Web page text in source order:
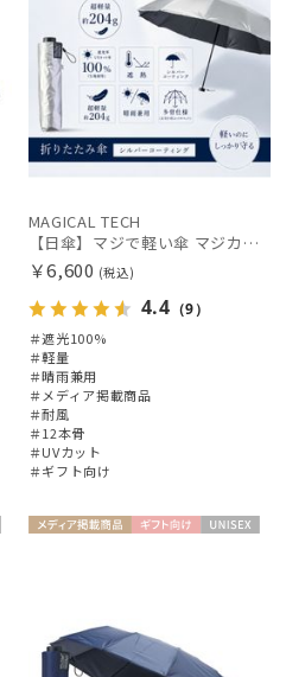
MAGICAL TECH
【日傘】マジで軽い傘 マジカルテックプロテクション（MAGICAL TECH PROTECTION）Tough 12 rib55cm
￥6,600 (税込)
4.4 （9）
＃遮光100%
＃軽量
＃晴雨兼用
＃メディア掲載商品
＃耐風
＃12本骨
＃UVカット
＃ギフト向け